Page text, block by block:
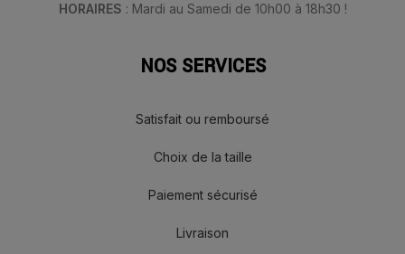
HORAIRES : Mardi au Samedi de 10h00 à 18h30 !
NOS SERVICES
Satisfait ou remboursé
Choix de la taille
Paiement sécurisé
Livraison